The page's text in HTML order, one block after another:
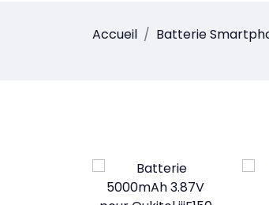
Accueil Batterie